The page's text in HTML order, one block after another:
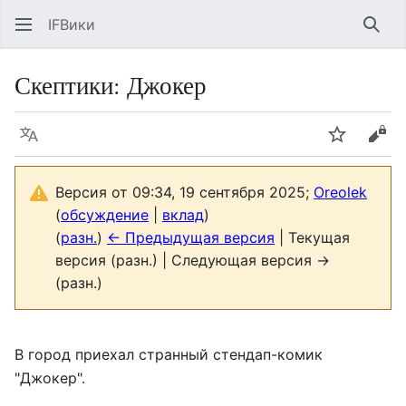
IFВики
Скептики: Джокер
Язык Следить
Версия от 09:34, 19 сентября 2025; Oreolek
(обсуждение вклад)
(разн.) ← Предыдущая версия | Текущая
версия (разн.) | Следующая версия →
(разн.)
В город приехал странный стендап-комик
"Джокер".